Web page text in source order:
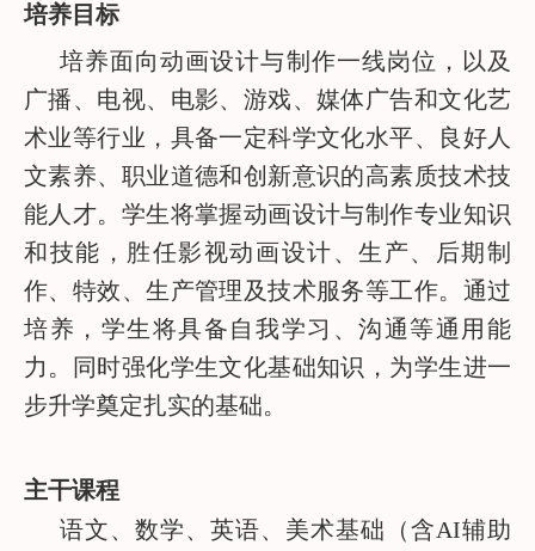
培养目标
培养面向动画设计与制作一线岗位，以及
广播、电视、电影、游戏、媒体广告和文化艺
术业等行业，具备一定科学文化水平、良好人
文素养、职业道德和创新意识的高素质技术技
能人才。学生将掌握动画设计与制作专业知识
和技能，胜任影视动画设计、生产、后期制
作、特效、生产管理及技术服务等工作。通过
培养，学生将具备自我学习、沟通等通用能
力。同时强化学生文化基础知识，为学生进一
步升学奠定扎实的基础。
主干课程
语文、数学、英语、美术基础（含AI辅助